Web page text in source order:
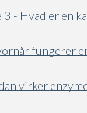
3 - Hvad er en
fungerer
virker